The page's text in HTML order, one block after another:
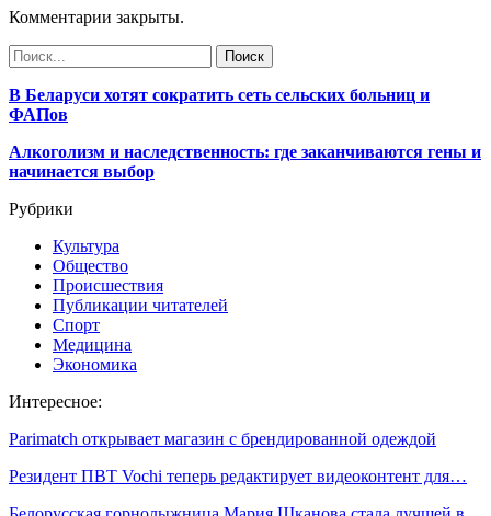
Комментарии закрыты.
В Беларуси хотят сократить сеть сельских больниц и
ФАПов
Алкоголизм и наследственность: где заканчиваются гены и
начинается выбор
Рубрики
Культура
Общество
Происшествия
Публикации читателей
Спорт
Медицина
Экономика
Интересное:
Parimatch открывает магазин с брендированной одеждой
Резидент ПВТ Vochi теперь редактирует видеоконтент для…